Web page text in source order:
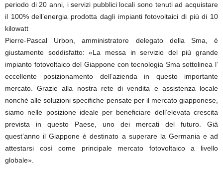
periodo di 20 anni, i servizi pubblici locali sono tenuti ad acquistare
il 100% dell’energia prodotta dagli impianti fotovoltaici di più di 10
kilowatt
Pierre-Pascal Urbon, amministratore delegato della Sma, è
giustamente soddisfatto: «La messa in servizio del più grande
impianto fotovoltaico del Giappone con tecnologia Sma sottolinea l’
eccellente posizionamento dell’azienda in questo importante
mercato. Grazie alla nostra rete di vendita e assistenza locale
nonché alle soluzioni specifiche pensate per il mercato giapponese,
siamo nelle posizione ideale per beneficiare dell’elevata crescita
prevista in questo Paese, uno dei mercati del futuro. Già
quest’anno il Giappone è destinato a superare la Germania e ad
attestarsi così come principale mercato fotovoltaico a livello
globale».